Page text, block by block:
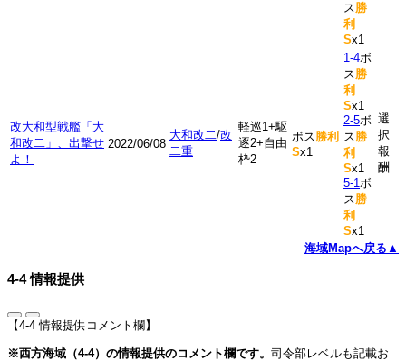
ス勝
利
Sx1
改大和型戦艦「大
和改二」、出撃せ
よ！
2022/06/08
大和改二/改
二重
軽巡1+駆
逐2+自由
枠2
ボス勝利
Sx1
1-4ボ
ス勝
利
Sx1
2-5ボ
ス勝
利
Sx1
5-1ボ
ス勝
利
Sx1
選
択
報
酬
海域Mapへ戻る▲
4-4 情報提供
【4-4 情報提供コメント欄】
※西方海域（4-4）の情報提供のコメント欄です。 司令部レベルも記載お